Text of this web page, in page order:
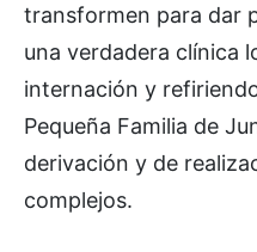
transformen para dar
una verdadera clínica
internación y
Pequeña Familia de
derivación y de
complejos.